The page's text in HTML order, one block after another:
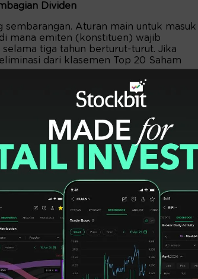
Dividen
sembarangan. Aturan main untuk masuk
mana emiten (konstituen) wajib
tiga tahun berturut-turut. Jika
dari klasemen Top 20 Saham
perusahaan yang berada di fase
masa bakar uang dan kini berfungsi
historis terbukti rutin
sahamnya, bukan sekadar
kertas.